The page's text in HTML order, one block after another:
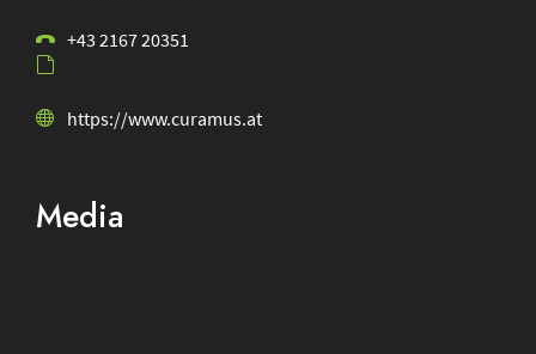
+43 2167 20351
https://www.curamus.at
Media